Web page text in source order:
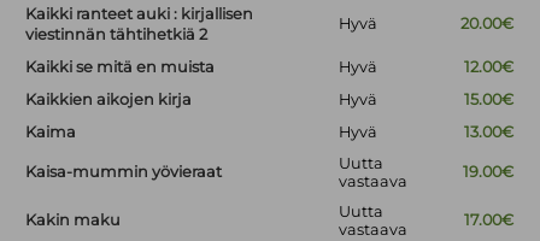
Kaikki ranteet auki : kirjallisen
viestinnän tähtihetkiä 2
Hyvä 20.00€
Kaikki se mitä en muista Hyvä
12.00€
Kaikkien aikojen kirja
Hyvä
15.00€
Kaima
Hyvä 13.00€
Kaisa-mummin yövieraat
Uutta
vastaava
19.00€
Kakin maku
Uutta
vastaava
17.00€